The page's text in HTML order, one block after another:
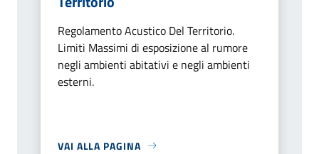
Regolamento Acustico Del Territorio.
Limiti Massimi di esposizione al rumore
negli ambienti abitativi e negli ambienti
esterni.
VAI ALLA PAGINA